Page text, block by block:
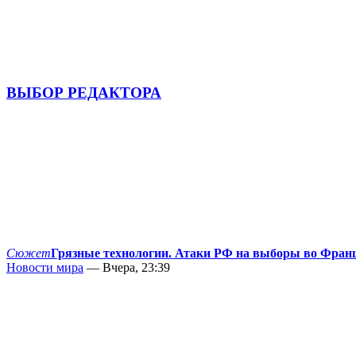
ВЫБОР РЕДАКТОРА
СюжетГрязные технологии. Атаки РФ на выборы во
Новости мира — Вчера, 23:39